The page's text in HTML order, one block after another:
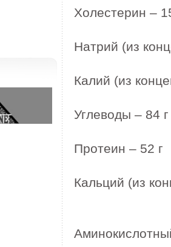
Холестерин –
Натрий (из
Калий (из
Углеводы – 84 г
Протеин – 52 г
Кальций (из